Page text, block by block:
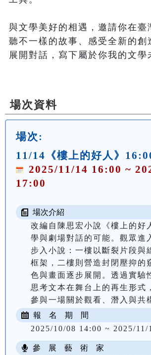
與文學美好的相遇，邀請你在臺
聽不一樣的故事、感受全新的創
展開對話，寫下屬於你我的文學
場次資料
場次:
11/14《樓上的好人》
2025/11/14 16:00 ~
17:00
場次介紹
改編自陳思宏小說《樓上的好
學與劇場對話的可能。觀眾進
步入小說：一樓以斷裂片段與
框架，二樓則營造封閉壓抑的
色與畫面逐步展開。透過實驗
思考文本在舞台上的再生形式
報 名 期 間
2025/10/08 14:00 ~ 2025/11/
參 展 藝 術 家